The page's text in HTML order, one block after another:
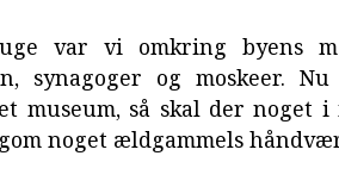
var vi omkring byens
synagoger og moskeer.
museum, så skal der noget i
noget ældgammels